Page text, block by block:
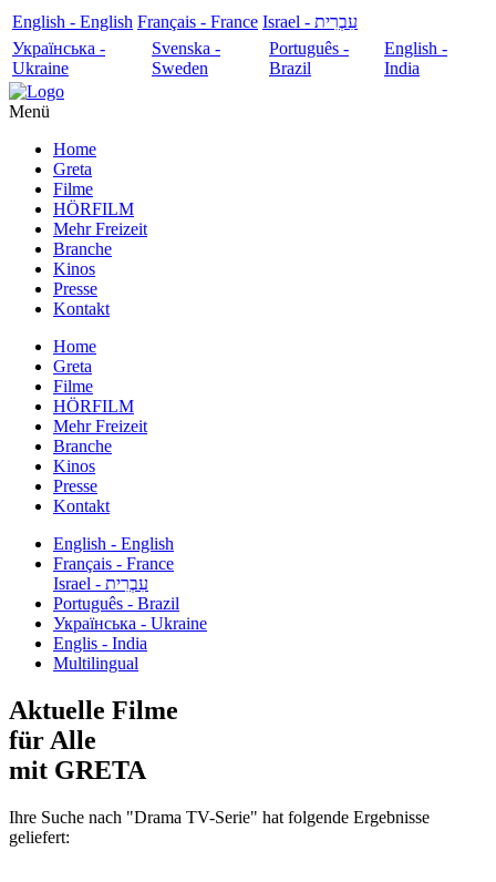
English - English Français - France
עִבְרִית - Israel
Українська -
Ukraine
Svenska -
Sweden
Português -
Brazil
English -
India
Menü
Home
Greta
Filme
HÖRFILM
Mehr Freizeit
Branche
Kinos
Presse
Kontakt
Home
Greta
Filme
HÖRFILM
Mehr Freizeit
Branche
Kinos
Presse
Kontakt
English - English
Français - France
עִבְרִית - Israel
Português - Brazil
Українська - Ukraine
Englis - India
Multilingual
Aktuelle Filme
für Alle
mit GRETA
Ihre Suche nach "Drama TV-Serie" hat folgende Ergebnisse
geliefert: